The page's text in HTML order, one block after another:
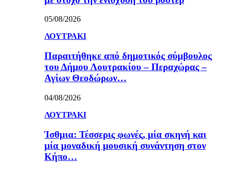
05/08/2026
ΛΟΥΤΡΑΚΙ
Παραιτήθηκε από δημοτικός σύμβουλος
του Δήμου Λουτρακίου – Περαχώρας –
Αγίων Θεοδώρων…
04/08/2026
ΛΟΥΤΡΑΚΙ
Ίσθμια: Τέσσερις φωνές, μία σκηνή και
μία μοναδική μουσική συνάντηση στον
Κήπο…